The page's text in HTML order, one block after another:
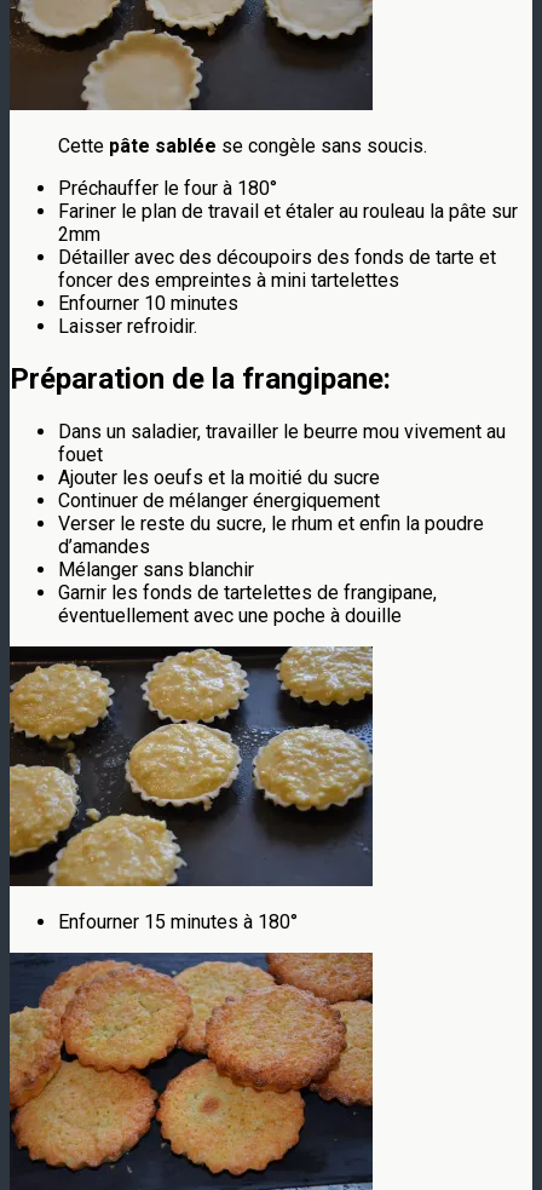
Cette pâte sablée se congèle sans soucis.
Préchauffer le four à 180°
Fariner le plan de travail et étaler au rouleau la pâte sur
2mm
Détailler avec des découpoirs des fonds de tarte et
foncer des empreintes à mini tartelettes
Enfourner 10 minutes
Laisser refroidir.
Préparation de la frangipane:
Dans un saladier, travailler le beurre mou vivement au
fouet
Ajouter les oeufs et la moitié du sucre
Continuer de mélanger énergiquement
Verser le reste du sucre, le rhum et enfin la poudre
d’amandes
Mélanger sans blanchir
Garnir les fonds de tartelettes de frangipane,
éventuellement avec une poche à douille
Enfourner 15 minutes à 180°